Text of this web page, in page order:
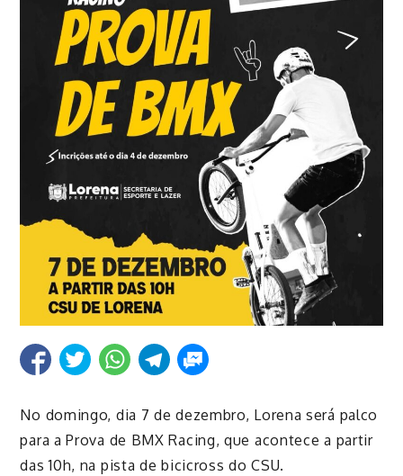
No domingo, dia 7 de dezembro, Lorena será palco
para a Prova de BMX Racing, que acontece a partir
das 10h, na pista de bicicross do CSU.